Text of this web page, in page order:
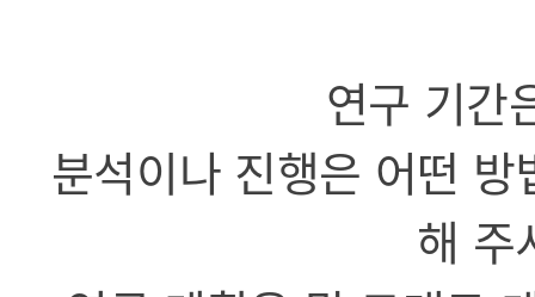
연구 기간
분석이나 진행은 어떤
해 주